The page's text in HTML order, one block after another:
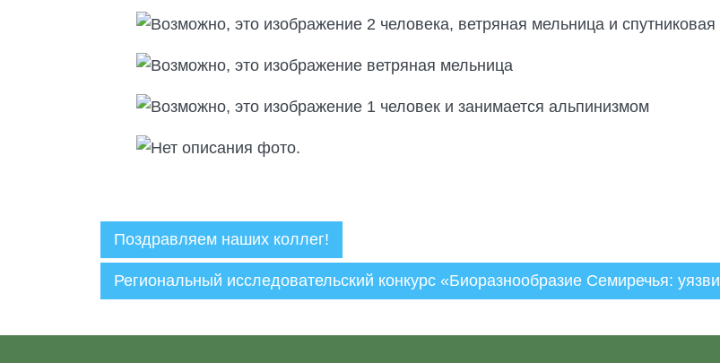
Поздравляем наших коллег!
Региональный исследовательский конкурс «Биоразнообразие Семиречья: